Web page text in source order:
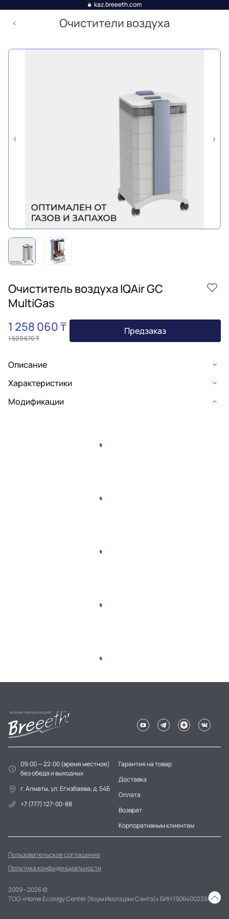
kaz.breeeth.com
Очистители воздуха
Очиститель воздуха IQAir GC
MultiGas
1 258 060 ₸
1 509 670 ₸
Предзаказ
Описание
Характеристики
Модификации
09:00 — 22:00 (время местное)
без обеда и выходных
г. Алматы, ул. Егизбаева, д. 54Б
+7 (777) 127-00-88
Гарантия на товар
Доставка
Оплата
Возврат
Корпоративным клиентам
Пользовательское соглашение
Политика конфиденциальности
2009 - 2026 ©
ТОО «Home Ecology Center (Хоум Иколэджи Сэнтэ)» БИН 190640023562